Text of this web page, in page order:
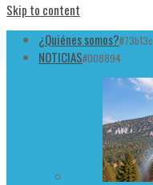
Skip to content
¿Quiénes somos?#73b13c
NOTICIAS#008894